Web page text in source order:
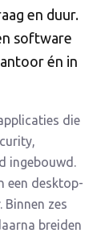
en duur.
software
én in
die
ingebouwd.
een desktop-
zes
breiden